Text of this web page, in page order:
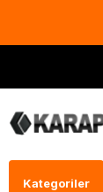
Kategoriler